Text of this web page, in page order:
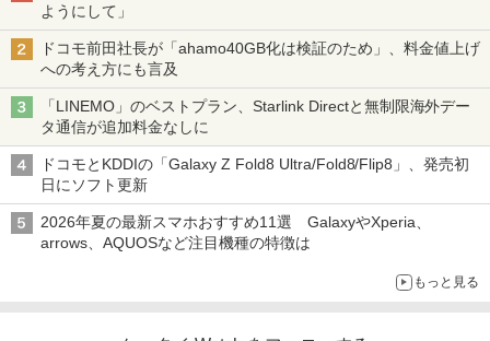
ようにして」
ドコモ前田社長が「ahamo40GB化は検証のため」、料金値上げ
への考え方にも言及
「LINEMO」のベストプラン、Starlink Directと無制限海外デー
タ通信が追加料金なしに
ドコモとKDDIの「Galaxy Z Fold8 Ultra/Fold8/Flip8」、発売初
日にソフト更新
2026年夏の最新スマホおすすめ11選 GalaxyやXperia、
arrows、AQUOSなど注目機種の特徴は
もっと見る